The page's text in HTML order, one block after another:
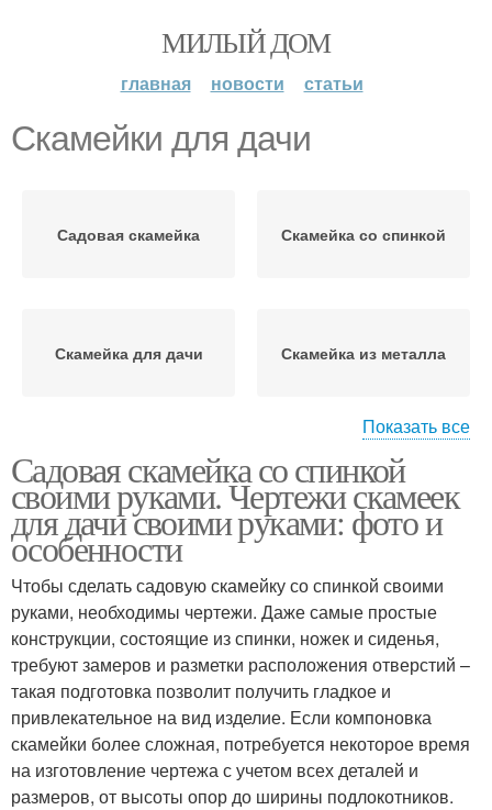
МИЛЫЙ ДОМ
главная новости статьи
Скамейки для дачи
Садовая скамейка Скамейка со спинкой
Скамейка для дачи Скамейка из металла
профильной трубы
Красивые скамейки
Скамейки из дерева Простая скамейка
Скамейки из досок Скамейка из дерева
Показать все
Садовая скамейка со спинкой
своими руками. Чертежи скамеек
для дачи своими руками: фото и
особенности
Чтобы сделать садовую скамейку со спинкой своими
руками, необходимы чертежи. Даже самые простые
конструкции, состоящие из спинки, ножек и сиденья,
требуют замеров и разметки расположения отверстий –
такая подготовка позволит получить гладкое и
привлекательное на вид изделие. Если компоновка
скамейки более сложная, потребуется некоторое время
на изготовление чертежа с учетом всех деталей и
размеров, от высоты опор до ширины подлокотников.